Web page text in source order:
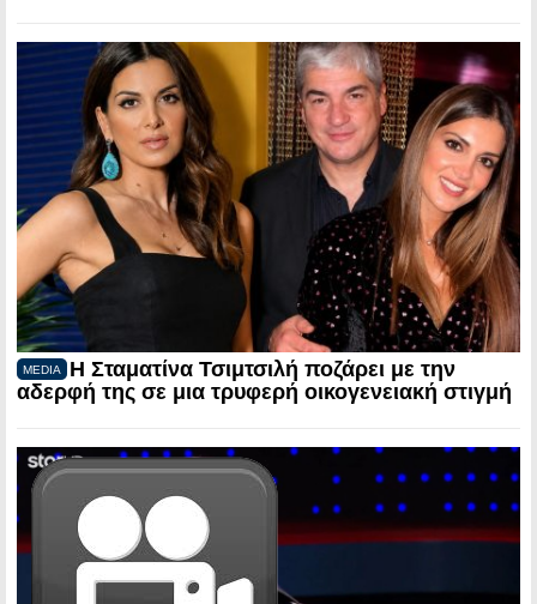
MEDIA
Η Σταματίνα Τσιμτσιλή ποζάρει με την
αδερφή της σε μια τρυφερή οικογενειακή στιγμή